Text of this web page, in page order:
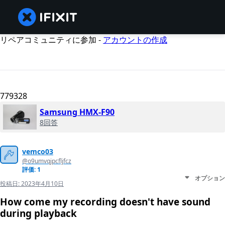
リペアコミュニティに参加 - アカウントの作成
779328
Samsung HMX-F90
8回答
vemco03
@o9umvqjpcfljfcz
評価: 1
投稿日:2023年4月10日
オプション
How come my recording doesn't have sound
during playback